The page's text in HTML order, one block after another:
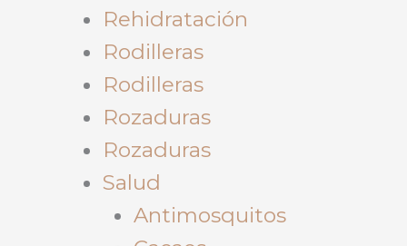
Rehidratación
Rodilleras
Rodilleras
Rozaduras
Rozaduras
Salud
Antimosquitos